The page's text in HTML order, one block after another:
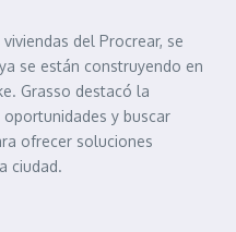
del Procrear, se
se están construyendo en
Grasso destacó la
y buscar
ofrecer soluciones
ciudad.